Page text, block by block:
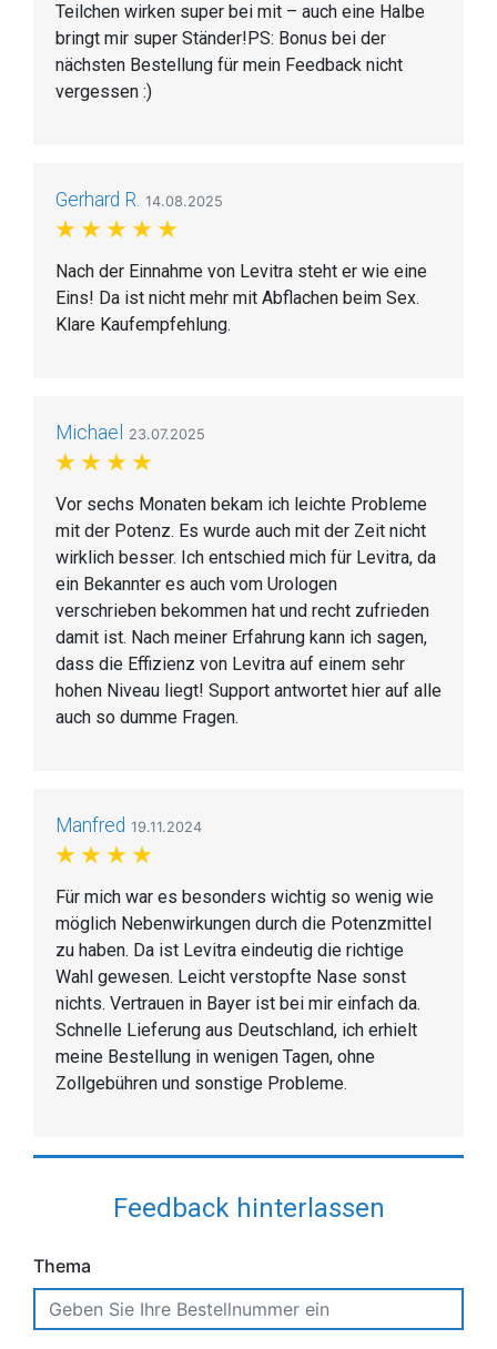
Teilchen wirken super bei mit – auch eine Halbe
bringt mir super Ständer!PS: Bonus bei der
nächsten Bestellung für mein Feedback nicht
vergessen :)
Gerhard R. 14.08.2025
Nach der Einnahme von Levitra steht er wie eine
Eins! Da ist nicht mehr mit Abflachen beim Sex.
Klare Kaufempfehlung.
Michael 23.07.2025
Vor sechs Monaten bekam ich leichte Probleme
mit der Potenz. Es wurde auch mit der Zeit nicht
wirklich besser. Ich entschied mich für Levitra, da
ein Bekannter es auch vom Urologen
verschrieben bekommen hat und recht zufrieden
damit ist. Nach meiner Erfahrung kann ich sagen,
dass die Effizienz von Levitra auf einem sehr
hohen Niveau liegt! Support antwortet hier auf alle
auch so dumme Fragen.
Manfred 19.11.2024
Für mich war es besonders wichtig so wenig wie
möglich Nebenwirkungen durch die Potenzmittel
zu haben. Da ist Levitra eindeutig die richtige
Wahl gewesen. Leicht verstopfte Nase sonst
nichts. Vertrauen in Bayer ist bei mir einfach da.
Schnelle Lieferung aus Deutschland, ich erhielt
meine Bestellung in wenigen Tagen, ohne
Zollgebühren und sonstige Probleme.
Feedback hinterlassen
Thema